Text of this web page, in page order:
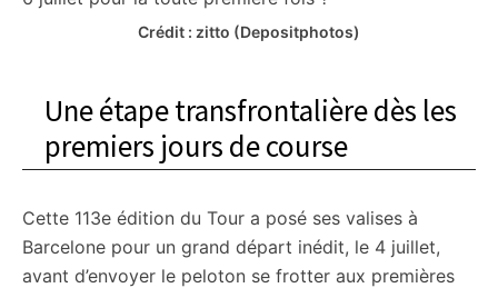
Crédit : zitto (Depositphotos)
Une étape transfrontalière dès les
premiers jours de course
Cette 113e édition du Tour a posé ses valises à
Barcelone pour un grand départ inédit, le 4 juillet,
avant d’envoyer le peloton se frotter aux premières